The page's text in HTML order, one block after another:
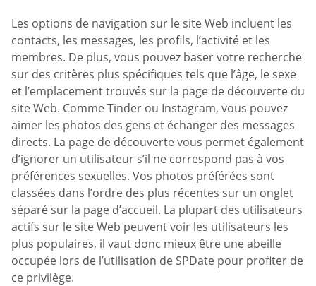
Les options de navigation sur le site Web incluent les
contacts, les messages, les profils, l’activité et les
membres. De plus, vous pouvez baser votre recherche
sur des critères plus spécifiques tels que l’âge, le sexe
et l’emplacement trouvés sur la page de découverte du
site Web. Comme Tinder ou Instagram, vous pouvez
aimer les photos des gens et échanger des messages
directs. La page de découverte vous permet également
d’ignorer un utilisateur s’il ne correspond pas à vos
préférences sexuelles. Vos photos préférées sont
classées dans l’ordre des plus récentes sur un onglet
séparé sur la page d’accueil. La plupart des utilisateurs
actifs sur le site Web peuvent voir les utilisateurs les
plus populaires, il vaut donc mieux être une abeille
occupée lors de l’utilisation de SPDate pour profiter de
ce privilège.